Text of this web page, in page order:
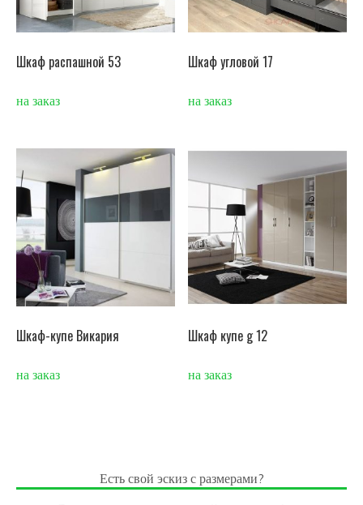
Шкаф распашной 53
на заказ
Шкаф угловой 17
на заказ
Шкаф-купе Викария
на заказ
Шкаф купе g 12
на заказ
Есть свой эскиз с размерами?